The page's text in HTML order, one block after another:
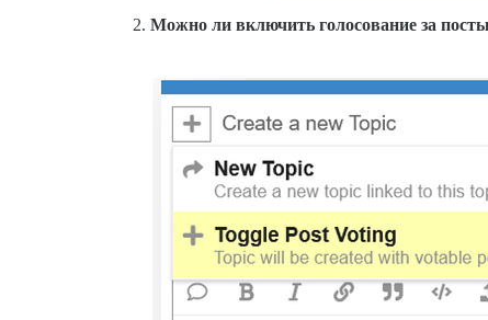
Можно ли включить голосование за